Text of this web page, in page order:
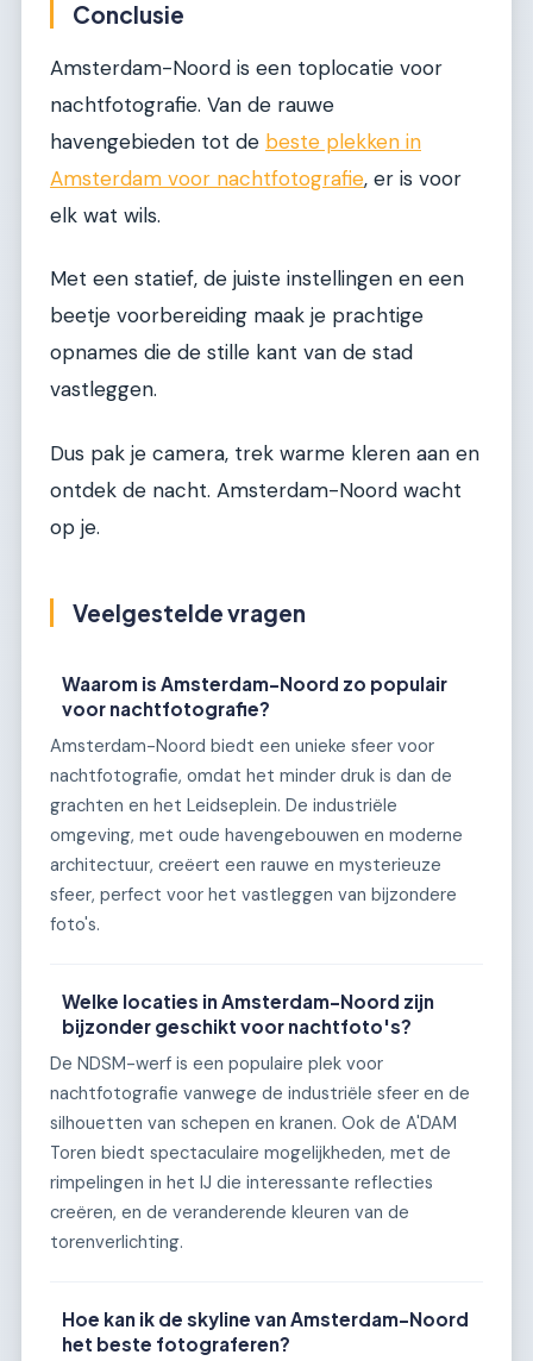
Conclusie
Amsterdam-Noord is een toplocatie voor
nachtfotografie. Van de rauwe
havengebieden tot de beste plekken in
Amsterdam voor nachtfotografie, er is voor
elk wat wils.
Met een statief, de juiste instellingen en een
beetje voorbereiding maak je prachtige
opnames die de stille kant van de stad
vastleggen.
Dus pak je camera, trek warme kleren aan en
ontdek de nacht. Amsterdam-Noord wacht
op je.
Veelgestelde vragen
Waarom is Amsterdam-Noord zo populair
voor nachtfotografie?
Amsterdam-Noord biedt een unieke sfeer voor
nachtfotografie, omdat het minder druk is dan de
grachten en het Leidseplein. De industriële
omgeving, met oude havengebouwen en moderne
architectuur, creëert een rauwe en mysterieuze
sfeer, perfect voor het vastleggen van bijzondere
foto's.
Welke locaties in Amsterdam-Noord zijn
bijzonder geschikt voor nachtfoto's?
De NDSM-werf is een populaire plek voor
nachtfotografie vanwege de industriële sfeer en de
silhouetten van schepen en kranen. Ook de A'DAM
Toren biedt spectaculaire mogelijkheden, met de
rimpelingen in het IJ die interessante reflecties
creëren, en de veranderende kleuren van de
torenverlichting.
Hoe kan ik de skyline van Amsterdam-Noord
het beste fotograferen?